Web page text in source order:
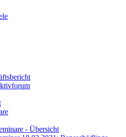
- Übersicht